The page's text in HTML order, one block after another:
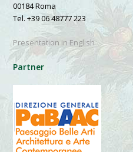
00184 Roma
Tel. +39 06 48777 223
Presentation in English
Partner